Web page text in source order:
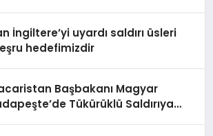
İngiltere’yi uyardı saldırı üsleri
hedefimizdir
Başbakanı Magyar
Tükürüklü Saldırıya